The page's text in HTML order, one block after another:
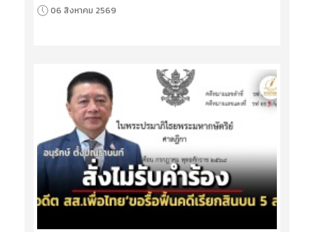
06 สิงหาคม 2569